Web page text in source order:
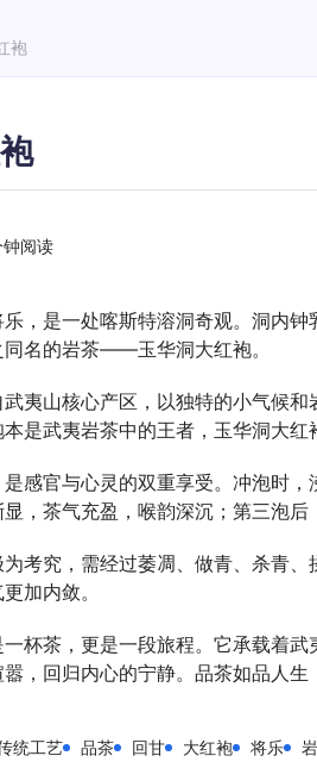
袍
钟阅读
，是一处喀斯特溶洞奇观。洞内
名的岩茶——玉华洞大红袍。
夷山核心产区，以独特的小气候
是武夷岩茶中的王者，玉华洞大
感官与心灵的双重享受。冲泡时
，茶气充盈，喉韵深沉；第三泡
考究，需经过萎凋、做青、杀青
加内敛。
杯茶，更是一段旅程。它承载着
，回归内心的宁静。品茶如品人生
统工艺 品茶 回甘 大红袍 将乐